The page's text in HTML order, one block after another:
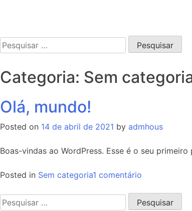
Pesquisar
por:
Categoria: Sem
Olá, mundo!
Posted on 14 de abril de 2021 by admhous
Boas-vindas ao WordPress. Esse é o seu
Posted in Sem categoria1 comentário
mundo!
Pesquisar